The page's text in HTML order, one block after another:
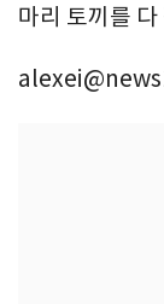
마리 토끼를